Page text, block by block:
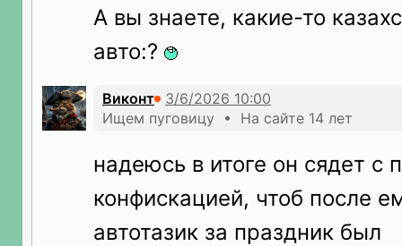
А вы знаете, какие-то
авто:?
Виконт
Ищем пуговицу • На сайте 14 лет
надеюсь в итоге он сядет с
конфискацией, чтоб после
автотазик за праздник был